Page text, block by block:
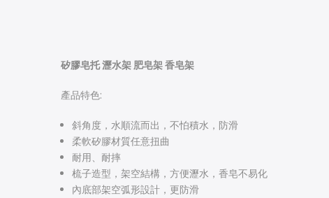
矽膠皂托 瀝水架 肥皂架 香皂架
產品特色:
斜角度，水順流而出，不怕積水，防滑
柔軟矽膠材質任意扭曲
耐用、耐摔
梳子造型，架空結構，方便瀝水，香皂不易化
內底部架空弧形設計，更防滑